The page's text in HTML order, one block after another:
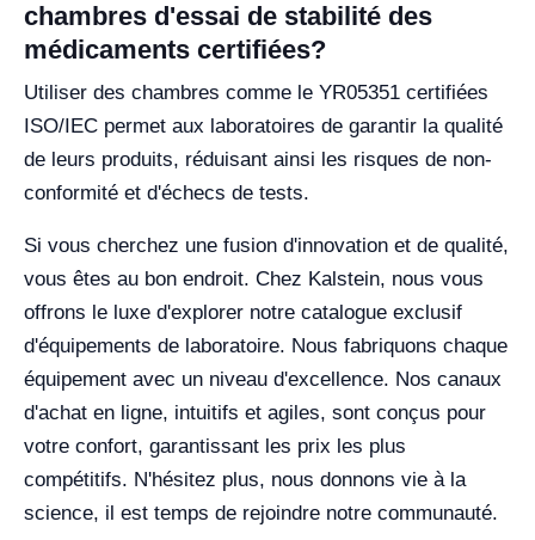
chambres d'essai de stabilité des
médicaments certifiées?
Utiliser des chambres comme le YR05351 certifiées
ISO/IEC permet aux laboratoires de garantir la qualité
de leurs produits, réduisant ainsi les risques de non-
conformité et d'échecs de tests.
Si vous cherchez une fusion d'innovation et de qualité,
vous êtes au bon endroit. Chez Kalstein, nous vous
offrons le luxe d'explorer notre catalogue exclusif
d'équipements de laboratoire. Nous fabriquons chaque
équipement avec un niveau d'excellence. Nos canaux
d'achat en ligne, intuitifs et agiles, sont conçus pour
votre confort, garantissant les prix les plus
compétitifs. N'hésitez plus, nous donnons vie à la
science, il est temps de rejoindre notre communauté.